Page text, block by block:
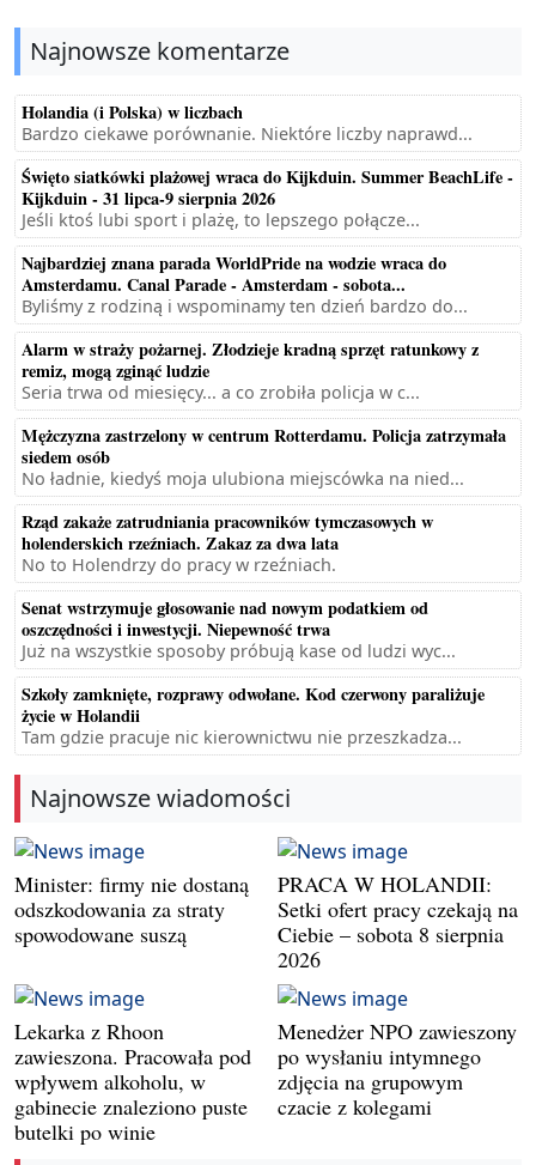
Najnowsze komentarze
Holandia (i Polska) w liczbach
Bardzo ciekawe porównanie. Niektóre liczby naprawd...
Święto siatkówki plażowej wraca do Kijkduin. Summer BeachLife -
Kijkduin - 31 lipca-9 sierpnia 2026
Jeśli ktoś lubi sport i plażę, to lepszego połącze...
Najbardziej znana parada WorldPride na wodzie wraca do
Amsterdamu. Canal Parade - Amsterdam - sobota...
Byliśmy z rodziną i wspominamy ten dzień bardzo do...
Alarm w straży pożarnej. Złodzieje kradną sprzęt ratunkowy z
remiz, mogą zginąć ludzie
Seria trwa od miesięcy... a co zrobiła policja w c...
Mężczyzna zastrzelony w centrum Rotterdamu. Policja zatrzymała
siedem osób
No ładnie, kiedyś moja ulubiona miejscówka na nied...
Rząd zakaże zatrudniania pracowników tymczasowych w
holenderskich rzeźniach. Zakaz za dwa lata
No to Holendrzy do pracy w rzeźniach.
Senat wstrzymuje głosowanie nad nowym podatkiem od
oszczędności i inwestycji. Niepewność trwa
Już na wszystkie sposoby próbują kase od ludzi wyc...
Szkoły zamknięte, rozprawy odwołane. Kod czerwony paraliżuje
życie w Holandii
Tam gdzie pracuje nic kierownictwu nie przeszkadza...
Najnowsze wiadomości
Minister: firmy nie dostaną
odszkodowania za straty
spowodowane suszą
PRACA W HOLANDII:
Setki ofert pracy czekają na
Ciebie – sobota 8 sierpnia
2026
Lekarka z Rhoon
zawieszona. Pracowała pod
wpływem alkoholu, w
gabinecie znaleziono puste
butelki po winie
Menedżer NPO zawieszony
po wysłaniu intymnego
zdjęcia na grupowym
czacie z kolegami